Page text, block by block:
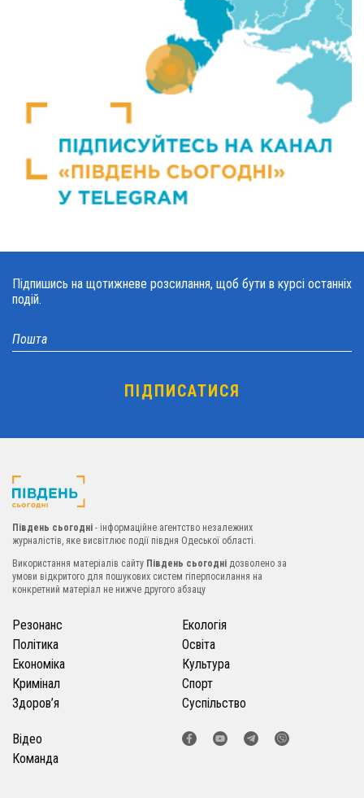
Підпишись на щотижневе розсилання, щоб бути в курсі останніх
подій.
Південь сьогодні - інформаційне агентство незалежних
журналістів, яке висвітлює події півдня Одеської області.
Використання матеріалів сайту Південь сьогодні дозволено за
умови відкритого для пошукових систем гіперпосилання на
конкретний матеріал не нижче другого абзацу
Резонанс
Політика
Економіка
Кримінал
Здоров’я
Екологія
Освіта
Культура
Спорт
Суспільство
Відео
Команда